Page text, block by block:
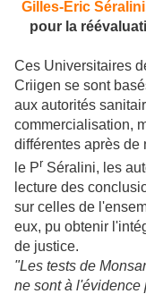
Gilles-Eric Séralini
pour la
Ces Universitaires
Criigen se sont
aux autorités
commercialisation,
différentes après de
le Pr Séralini, les
lecture des
sur celles de
eux, pu obtenir
de justice.
"Les tests de
ne sont à l'évidence